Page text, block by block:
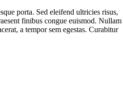
porta. Sed eleifend ultricies risus,
finibus congue euismod. Nullam
a tempor sem egestas. Curabitur